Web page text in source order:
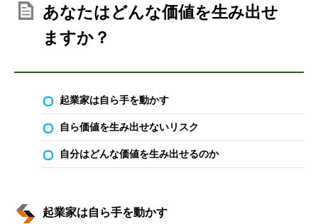
あなたはどんな価値を生み出せ
ますか？
起業家は自ら手を動かす
自ら価値を生み出せないリスク
自分はどんな価値を生み出せるのか
起業家は自ら手を動かす